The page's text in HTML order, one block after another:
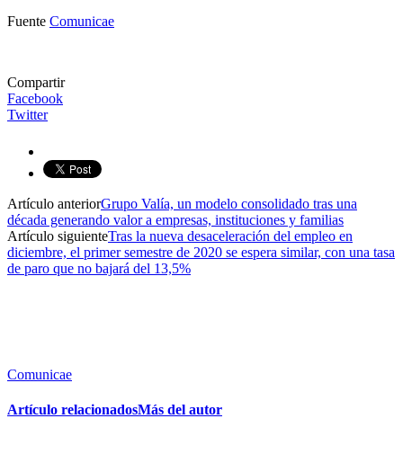
Fuente Comunicae
Compartir
Facebook
Twitter
Artículo anteriorGrupo Valía, un modelo consolidado tras una
década generando valor a empresas, instituciones y familias
Artículo siguienteTras la nueva desaceleración del empleo en
diciembre, el primer semestre de 2020 se espera similar, con una tasa
de paro que no bajará del 13,5%
Comunicae
Artículo relacionadosMás del autor